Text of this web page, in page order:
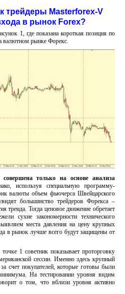
трейдеры Masterforex-V
в рынок Forex?
1, где показана короткая позиция по
рынке Форекс.
только на основе анализа
используя специальную программу-
валюты объем фьючерса Швейцарского
большинство трейдеров Форекса –
тренда. Тогда ценовое движение обретает
сухие закономерности технического
места давления на цену крупных
в рынок лучше всего будут защищены от
1 советник показывает проторговку
сессии. Именно здесь крупный
счет покупателей, которые готовы были
На тестировании уровня видим
о том, что вблизи уровня активно